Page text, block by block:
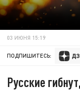
03 ИЮНЯ 15:19
ПОДПИШИТЕСЬ:
Русские